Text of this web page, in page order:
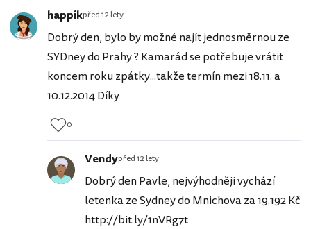
happikpřed 12 lety
Dobrý den, bylo by možné najít jednosměrnou ze
SYDney do Prahy ? Kamarád se potřebuje vrátit
koncem roku zpátky...takže termín mezi 18.11. a
10.12.2014 Díky
0
Vendypřed 12 lety
Dobrý den Pavle, nejvýhodněji vychází
letenka ze Sydney do Mnichova za 19.192 Kč
http://bit.ly/1nVRg7t